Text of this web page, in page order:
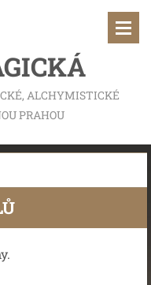
ALCHYMISTICKÉ
PRAHOU